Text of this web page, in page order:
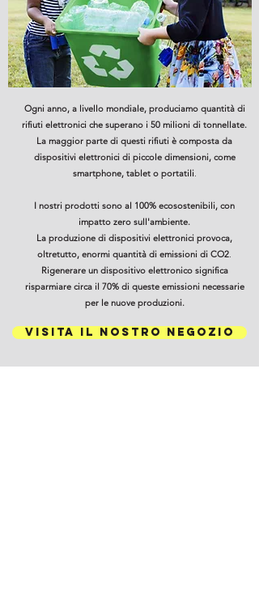
Ogni anno, a livello mondiale, produciamo quantità di
rifiuti elettronici che superano i 50 milioni di tonnellate.
La maggior parte di questi rifiuti è composta da
dispositivi elettronici di piccole dimensioni, come
smartphone, tablet o portatili.
I nostri prodotti sono al 100% ecosostenibili, con
impatto zero sull'ambiente.
La produzione di dispositivi elettronici provoca,
oltretutto, enormi quantità di emissioni di CO2.
Rigenerare un dispositivo elettronico significa
risparmiare circa il 70% di queste emissioni necessarie
per le nuove produzioni.
VISITA IL NOSTRO NEGOZIO